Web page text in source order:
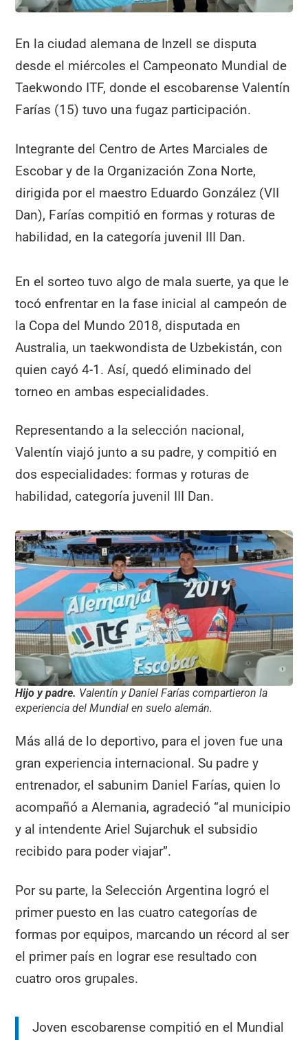
En la ciudad alemana de Inzell se disputa
desde el miércoles el Campeonato Mundial de
Taekwondo ITF, donde el escobarense Valentín
Farías (15) tuvo una fugaz participación.
Integrante del Centro de Artes Marciales de
Escobar y de la Organización Zona Norte,
dirigida por el maestro Eduardo González (VII
Dan), Farías compitió en formas y roturas de
habilidad, en la categoría juvenil III Dan.
En el sorteo tuvo algo de mala suerte, ya que le
tocó enfrentar en la fase inicial al campeón de
la Copa del Mundo 2018, disputada en
Australia, un taekwondista de Uzbekistán, con
quien cayó 4-1. Así, quedó eliminado del
torneo en ambas especialidades.
Representando a la selección nacional,
Valentín viajó junto a su padre, y compitió en
dos especialidades: formas y roturas de
habilidad, categoría juvenil III Dan.
Hijo y padre. Valentín y Daniel Farías compartieron la
experiencia del Mundial en suelo alemán.
Más allá de lo deportivo, para el joven fue una
gran experiencia internacional. Su padre y
entrenador, el sabunim Daniel Farías, quien lo
acompañó a Alemania, agradeció “al municipio
y al intendente Ariel Sujarchuk el subsidio
recibido para poder viajar”.
Por su parte, la Selección Argentina logró el
primer puesto en las cuatro categorías de
formas por equipos, marcando un récord al ser
el primer país en lograr ese resultado con
cuatro oros grupales.
Joven escobarense compitió en el Mundial